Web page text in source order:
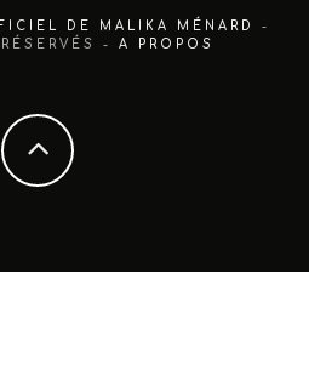
DE MALIKA MÉNARD
-
- A PROPOS